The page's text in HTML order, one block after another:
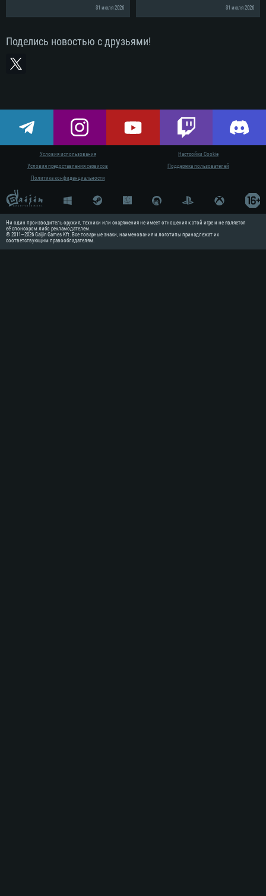
31 июля 2026
31 июля 2026
Поделись новостью с друзьями!
Условия использования
Условия предоставления сервисов
Политика конфиденциальности
Настройки Cookie
Поддержка пользователей
Ни один производитель оружия, техники или снаряжения не имеет отношения к этой игре и не является
её спонсором либо рекламодателем.
© 2011—2026 Gaijin Games Kft. Все товарные знаки, наименования и логотипы принадлежат их
соответствующим правообладателям.